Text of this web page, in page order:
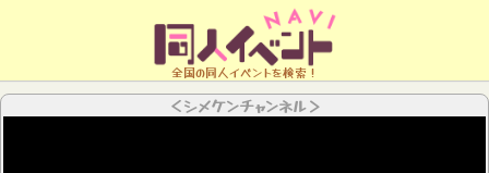
全国の同人イベントを検索！
＜シメケンチャンネル＞